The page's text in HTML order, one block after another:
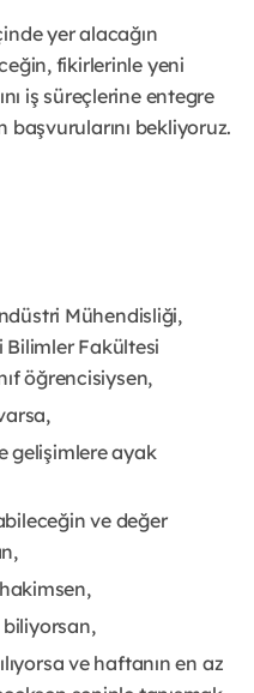
yer alacağın
fikirlerinle yeni
iş süreçlerine entegre
bekliyoruz.
Mühendisliği,
Fakültesi
öğrencisiysen,
gelişimlere ayak
ve değer
ve haftanın en az